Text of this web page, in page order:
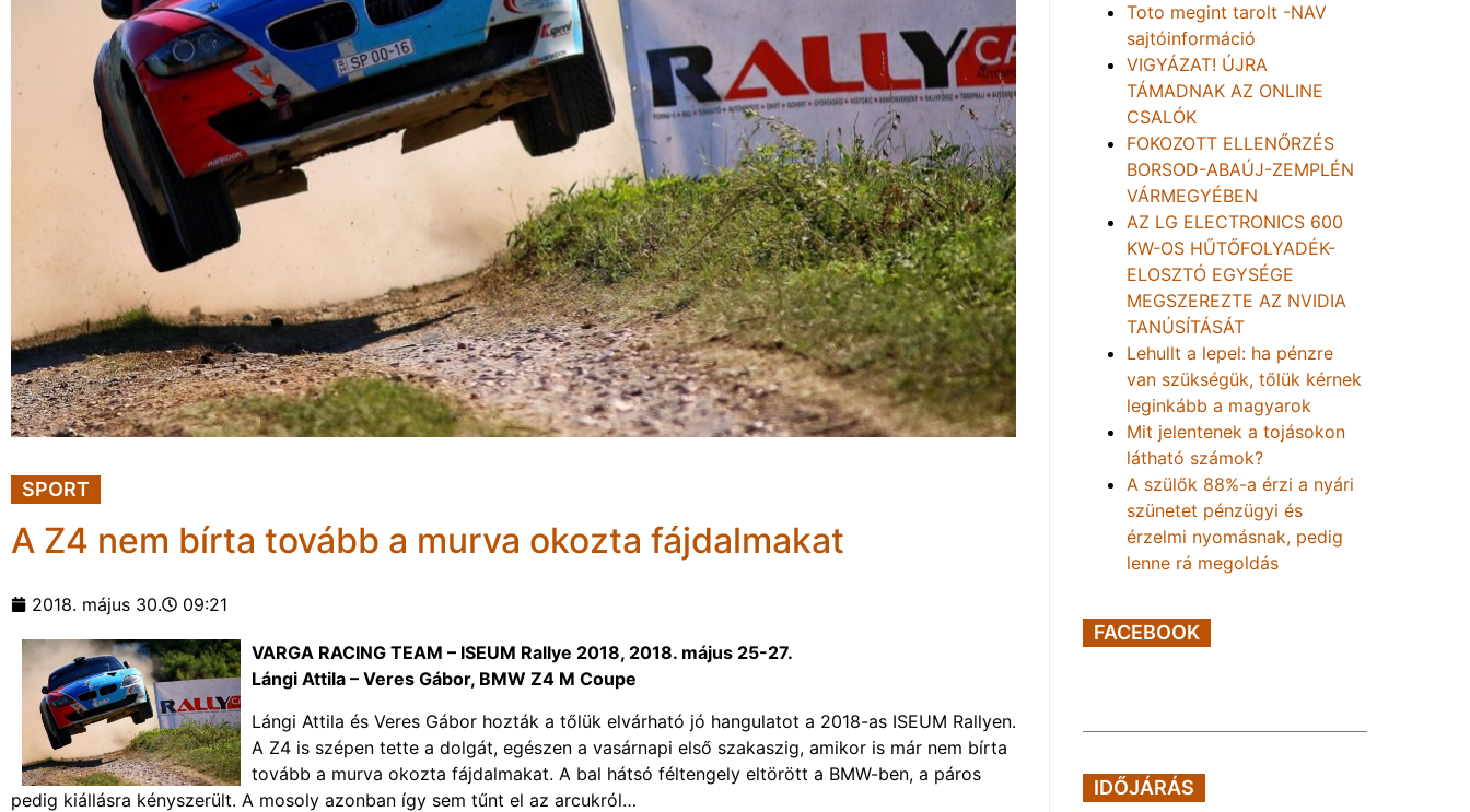
SPORT
A Z4 nem bírta tovább a murva okozta fájdalmakat
2018. május 30. 09:21
VARGA RACING TEAM – ISEUM Rallye 2018, 2018. május 25-27.
Lángi Attila – Veres Gábor, BMW Z4 M Coupe
Lángi Attila és Veres Gábor hozták a tőlük elvárható jó hangulatot a 2018-as ISEUM Rallyen.
A Z4 is szépen tette a dolgát, egészen a vasárnapi első szakaszig, amikor is már nem bírta
tovább a murva okozta fájdalmakat. A bal hátsó féltengely eltörött a BMW-ben, a páros
pedig kiállásra kényszerült. A mosoly azonban így sem tűnt el az arcukról…
Toto megint tarolt -NAV
sajtóinformáció
VIGYÁZAT! ÚJRA
TÁMADNAK AZ ONLINE
CSALÓK
FOKOZOTT ELLENŐRZÉS
BORSOD-ABAÚJ-ZEMPLÉN
VÁRMEGYÉBEN
AZ LG ELECTRONICS 600
KW-OS HŰTŐFOLYADÉK-
ELOSZTÓ EGYSÉGE
MEGSZEREZTE AZ NVIDIA
TANÚSÍTÁSÁT
Lehullt a lepel: ha pénzre
van szükségük, tőlük kérnek
leginkább a magyarok
Mit jelentenek a tojásokon
látható számok?
A szülők 88%-a érzi a nyári
szünetet pénzügyi és
érzelmi nyomásnak, pedig
lenne rá megoldás
FACEBOOK
IDŐJÁRÁS